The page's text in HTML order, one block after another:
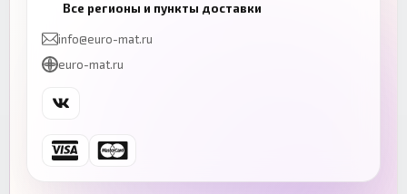
+7 (843) 206-01-30
Челябинск
+7 (343) 300-99-67
Ростов-на-Дону
+7 (863) 333-50-75
Все регионы и пункты доставки
info@euro-mat.ru
euro-mat.ru